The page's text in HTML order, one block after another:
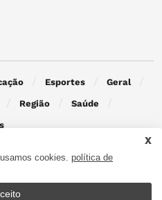
Esportes Geral
Região Saúde
cookies. política de